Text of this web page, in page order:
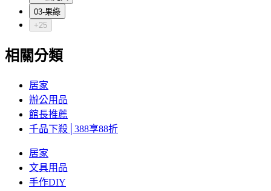
03-果綠
+25
相關分類
居家
辦公用品
館長推薦
千品下殺│388享88折
居家
文具用品
手作DIY